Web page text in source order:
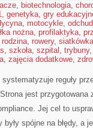
, biotechnologia,
, genetyka, gry
, motocykle,
nożna, profilaktyka,
rodzina, rowery, siatkówka
, szkoła, szpital , trybuny
, zajęcia dodatkowe,
reguły
jest przygotowana
Jej cel to
spójne na błędy, a